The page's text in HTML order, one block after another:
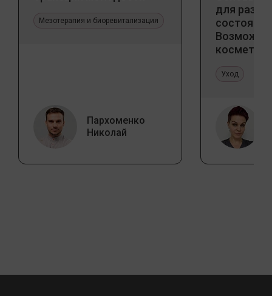
Мезотерапия и биоревитализация
Пархоменко
Николай
для
Уход